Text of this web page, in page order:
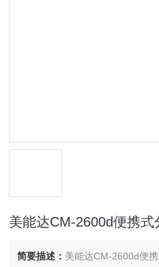
美能达CM-2600d便携式
简要描述： 美能达CM-2600d便